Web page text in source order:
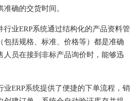
确的交货时间。
行业ERP系统通过结构化的产品资料管
包括规格、标准、价格等）都是准确
人员在接到非标产品询价时，能够迅
业ERP系统提供了便捷的下单流程，销